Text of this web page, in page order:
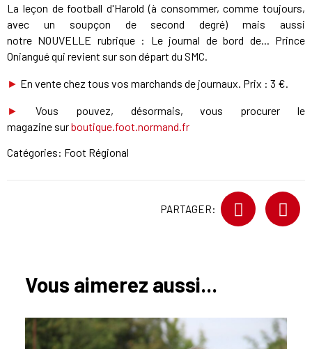
La leçon de football d'Harold (à consommer, comme toujours,
avec un soupçon de second degré) mais aussi
notre NOUVELLE rubrique : Le journal de bord de... Prince
Oniangué qui revient sur son départ du SMC.
► En vente chez tous vos marchands de journaux. Prix : 3 €.
►
Vous pouvez, désormais, vous procurer le
magazine surboutique.foot.normand.fr
Catégories: Foot Régional
PARTAGER:
Vous aimerez aussi...